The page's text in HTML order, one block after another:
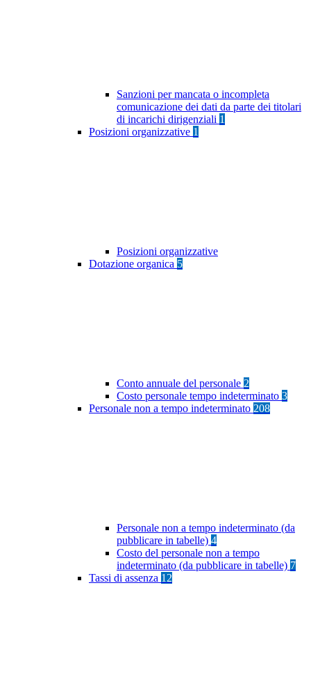
Sanzioni per mancata o incompleta
comunicazione dei dati da parte dei titolari
di incarichi dirigenziali 1
Posizioni organizzative 1
Posizioni organizzative
Dotazione organica 5
Conto annuale del personale 2
Costo personale tempo indeterminato 3
Personale non a tempo indeterminato 208
Personale non a tempo indeterminato (da
pubblicare in tabelle) 4
Costo del personale non a tempo
indeterminato (da pubblicare in tabelle) 7
Tassi di assenza 12